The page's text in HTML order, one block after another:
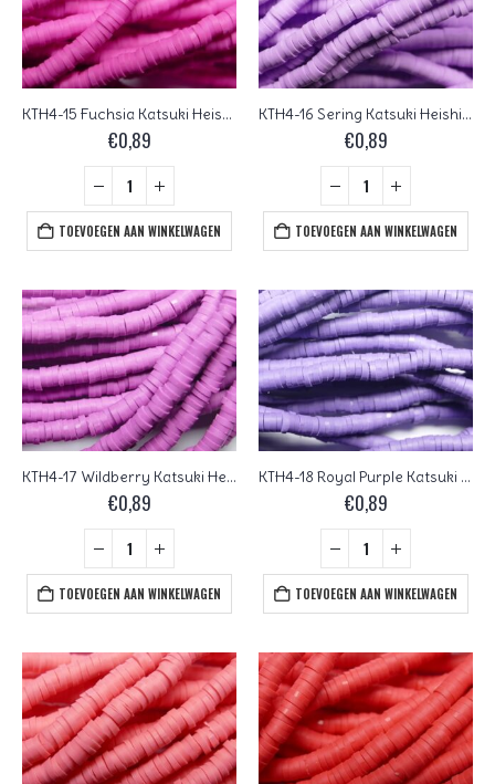
KTH4-15 Fuchsia Katsuki Heishi Disc Beads 4 mm
€0,89
TOEVOEGEN AAN WINKELWAGEN
KTH4-16 Sering Katsuki Heishi Disc Beads 4 mm
€0,89
TOEVOEGEN AAN WINKELWAGEN
KTH4-17 Wildberry Katsuki Heishi Disc Beads 4 mm
€0,89
TOEVOEGEN AAN WINKELWAGEN
KTH4-18 Royal Purple Katsuki Heishi Disc Beads 4 mm
€0,89
TOEVOEGEN AAN WINKELWAGEN